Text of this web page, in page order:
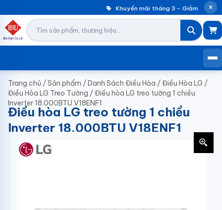
Khuyến mãi tháng 3 – Giảm đến
Trang chủ /Sản phẩm /Danh Sách Điều Hòa /Điều Hòa LG /
Điều Hòa LG Treo Tường /Điều hòa LG treo tường 1 chiều
Inverter 18.000BTU V18ENF1
Điều hòa LG treo tường 1 chiều
Inverter 18.000BTU V18ENF1